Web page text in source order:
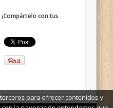
con tus
para ofrecer contenidos y